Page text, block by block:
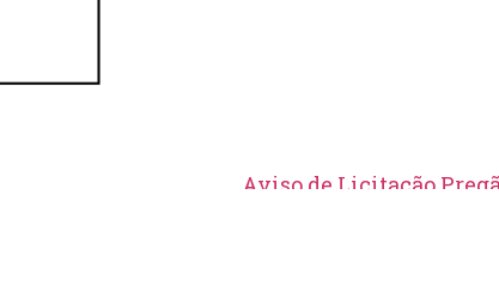
Aviso de Licitação